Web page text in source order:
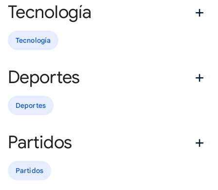
Tecnología
Tecnología
Deportes
Deportes
Partidos
Partidos